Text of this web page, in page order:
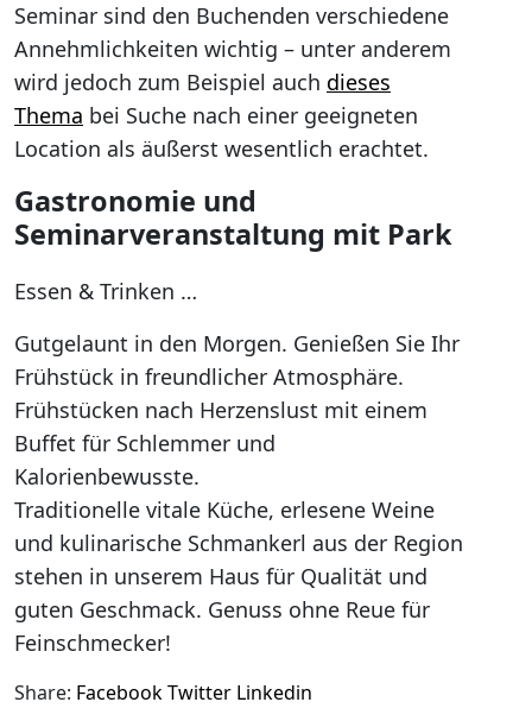
Seminar sind den Buchenden verschiedene
Annehmlichkeiten wichtig – unter anderem
wird jedoch zum Beispiel auch dieses
Thema bei Suche nach einer geeigneten
Location als äußerst wesentlich erachtet.
Gastronomie und
Seminarveranstaltung mit Park
Essen & Trinken …
Gutgelaunt in den Morgen. Genießen Sie Ihr
Frühstück in freundlicher Atmosphäre.
Frühstücken nach Herzenslust mit einem
Buffet für Schlemmer und
Kalorienbewusste.
Traditionelle vitale Küche, erlesene Weine
und kulinarische Schmankerl aus der Region
stehen in unserem Haus für Qualität und
guten Geschmack. Genuss ohne Reue für
Feinschmecker!
Share: FacebookTwitter Linkedin